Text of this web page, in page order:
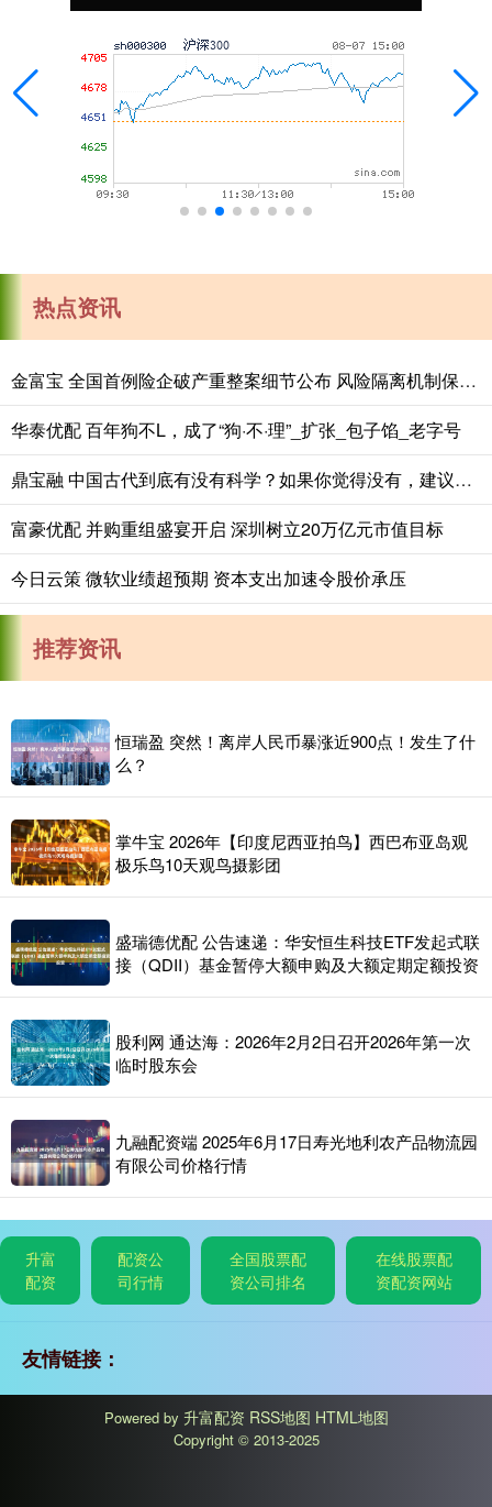
热点资讯
金富宝 全国首例险企破产重整案细节公布 风险隔离机制保障保单债权人权益
华泰优配 百年狗不L，成了“狗·不·理”_扩张_包子馅_老字号
鼎宝融 中国古代到底有没有科学？如果你觉得没有，建议你了解一下张衡！
富豪优配 并购重组盛宴开启 深圳树立20万亿元市值目标
今日云策 微软业绩超预期 资本支出加速令股价承压
推荐资讯
恒瑞盈 突然！离岸人民币暴涨近900点！发生了什
么？
掌牛宝 2026年【印度尼西亚拍鸟】西巴布亚岛观
极乐鸟10天观鸟摄影团
盛瑞德优配 公告速递：华安恒生科技ETF发起式联
接（QDII）基金暂停大额申购及大额定期定额投资
股利网 通达海：2026年2月2日召开2026年第一次
临时股东会
九融配资端 2025年6月17日寿光地利农产品物流园
有限公司价格行情
升富
配资
配资公
司行情
全国股票配
资公司排名
在线股票配
资配资网站
友情链接：
Powered by 升富配资 RSS地图 HTML地图
Copyright © 2013-2025